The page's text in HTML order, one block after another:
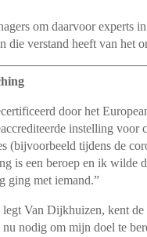
om daarvoor experts
die verstand heeft van het
door het
instelling voor
(bijvoorbeeld tijdens de
is een beroep en ik wilde
ging met iemand.”
legt Van Dijkhuizen, kent
nodig om mijn doel te